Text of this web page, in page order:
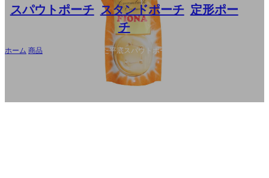
スパウトポーチ, スタンドポーチ, 定形ポー
チ
ホーム 商品
カスタマイズされた平底スパウトポーチ、シャンプーポーチ